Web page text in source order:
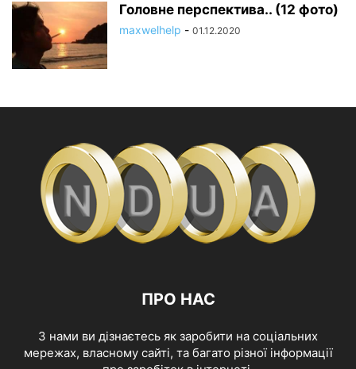
Головне перспектива.. (12 фото)
maxwelhelp - 01.12.2020
ПРО НАС
З нами ви дізнаєтесь як заробити на соціальних
мережах, власному сайті, та багато різної інформації